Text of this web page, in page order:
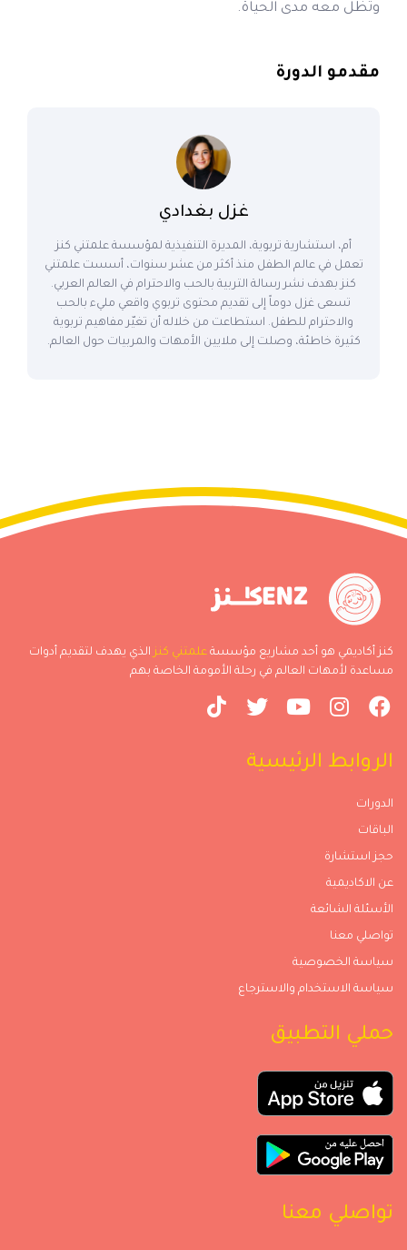
وتظل معه مدى الحياة.
مقدمو الدورة
غزل بغدادي
أم، استشارية تربوية، المديرة التنفيذية لمؤسسة علمتني كنز
تعمل في عالم الطفل منذ أكثر من عشر سنوات، أسست علمتني
كنز بهدف نشر رسالة التربية بالحب والاحترام في العالم العربي.
تسعى غزل دوماً إلى تقديم محتوى تربوي واقعي مليء بالحب
والاحترام للطفل. استطاعت من خلاله أن تغيّر مفاهيم تربوية
كثيرة خاطئة، وصلت إلى ملايين الأمهات والمربيات حول العالم.
كنز أكاديمي هو أحد مشاريع مؤسسة علمتني كنز الذي يهدف لتقديم أدوات
مساعدة لأمهات العالم في رحلة الأمومة الخاصة بهم
الروابط الرئيسية
الدورات
الباقات
حجز استشارة
عن الاكاديمية
الأسئلة الشائعة
تواصلي معنا
سياسة الخصوصية
سياسة الاستخدام والاسترجاع
حملي التطبيق
تواصلي معنا